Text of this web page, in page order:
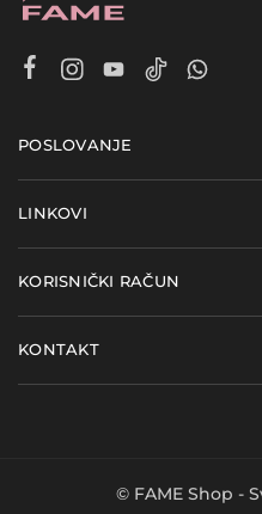
POSLOVANJE
LINKOVI
KORISNIČKI RAČUN
KONTAKT
© FAME Shop -